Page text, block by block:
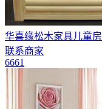
华喜缘松木家具儿童
联系商家
6661